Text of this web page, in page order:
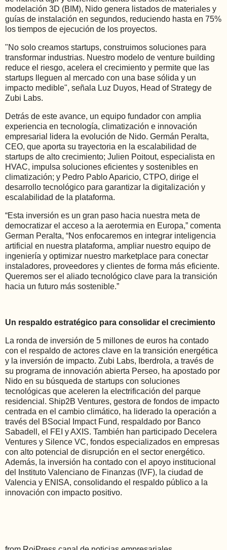
modelación 3D (BIM), Nido genera listados de materiales y
guías de instalación en segundos, reduciendo hasta en 75%
los tiempos de ejecución de los proyectos.
"No solo creamos startups, construimos soluciones para
transformar industrias. Nuestro modelo de venture building
reduce el riesgo, acelera el crecimiento y permite que las
startups lleguen al mercado con una base sólida y un
impacto medible", señala Luz Duyos, Head of Strategy de
Zubi Labs.
Detrás de este avance, un equipo fundador con amplia
experiencia en tecnología, climatización e innovación
empresarial lidera la evolución de Nido. Germán Peralta,
CEO, que aporta su trayectoria en la escalabilidad de
startups de alto crecimiento; Julien Poitout, especialista en
HVAC, impulsa soluciones eficientes y sostenibles en
climatización; y Pedro Pablo Aparicio, CTPO, dirige el
desarrollo tecnológico para garantizar la digitalización y
escalabilidad de la plataforma.
“Esta inversión es un gran paso hacia nuestra meta de
democratizar el acceso a la aerotermia en Europa,” comenta
German Peralta, “Nos enfocaremos en integrar inteligencia
artificial en nuestra plataforma, ampliar nuestro equipo de
ingeniería y optimizar nuestro marketplace para conectar
instaladores, proveedores y clientes de forma más eficiente.
Queremos ser el aliado tecnológico clave para la transición
hacia un futuro más sostenible.”
Un respaldo estratégico para consolidar el crecimiento
La ronda de inversión de 5 millones de euros ha contado
con el respaldo de actores clave en la transición energética
y la inversión de impacto. Zubi Labs, Iberdrola, a través de
su programa de innovación abierta Perseo, ha apostado por
Nido en su búsqueda de startups con soluciones
tecnológicas que aceleren la electrificación del parque
residencial. Ship2B Ventures, gestora de fondos de impacto
centrada en el cambio climático, ha liderado la operación a
través del BSocial Impact Fund, respaldado por Banco
Sabadell, el FEI y AXIS. También han participado Decelera
Ventures y Silence VC, fondos especializados en empresas
con alto potencial de disrupción en el sector energético.
Además, la inversión ha contado con el apoyo institucional
del Instituto Valenciano de Finanzas (IVF), la ciudad de
Valencia y ENISA, consolidando el respaldo público a la
innovación con impacto positivo.